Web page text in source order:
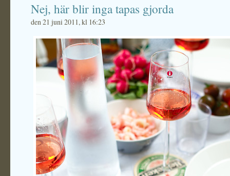
Nej, här blir inga tapas gjorda
den 21 juni 2011, kl 16:23